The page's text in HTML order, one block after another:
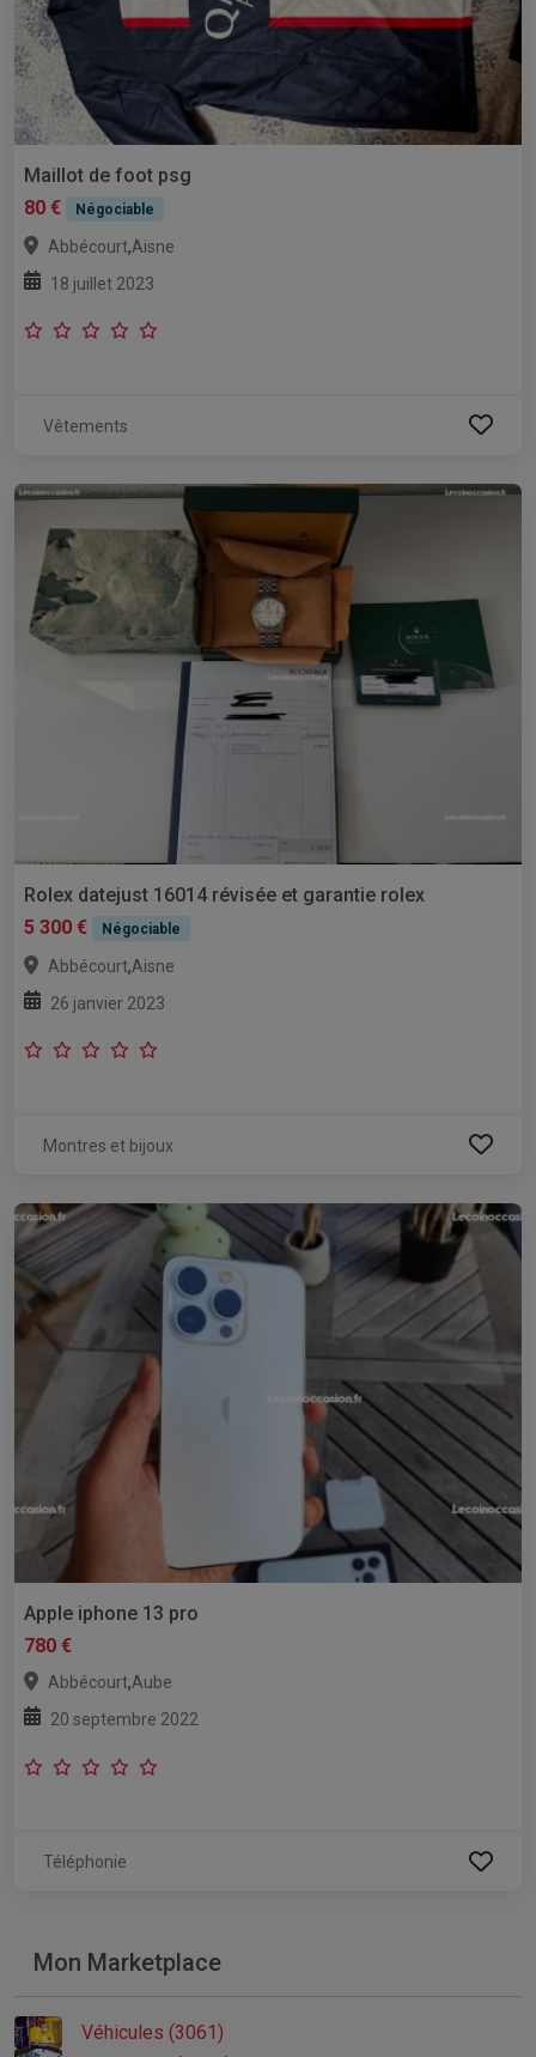
Maillot de foot psg
80 €
Négociable
Abbécourt,Aisne
18 juillet 2023
Vêtements
Rolex datejust 16014 révisée et garantie rolex
5 300 €
Négociable
Abbécourt,Aisne
26 janvier 2023
Montres et bijoux
Apple iphone 13 pro
780 €
Abbécourt,Aube
20 septembre 2022
Téléphonie
Mon Marketplace
Véhicules (3061)